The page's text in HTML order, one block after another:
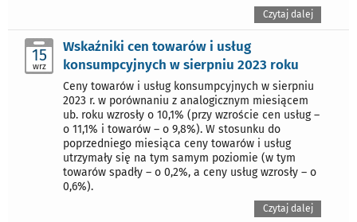
Czytaj dalej
15
wrz
Wskaźniki cen towarów i usług
konsumpcyjnych w sierpniu 2023 roku
Ceny towarów i usług konsumpcyjnych w sierpniu
2023 r. w porównaniu z analogicznym miesiącem
ub. roku wzrosły o 10,1% (przy wzroście cen usług –
o 11,1% i towarów – o 9,8%). W stosunku do
poprzedniego miesiąca ceny towarów i usług
utrzymały się na tym samym poziomie (w tym
towarów spadły – o 0,2%, a ceny usług wzrosły – o
0,6%).
Czytaj dalej